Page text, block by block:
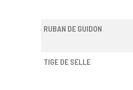
RUBAN DE GUIDON
TIGE DE SELLE